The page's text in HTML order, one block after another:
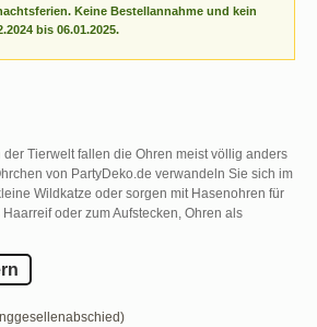
Keine Bestellannahme und kein
bis 06.01.2025.
Tierwelt fallen die Ohren meist völlig anders
von PartyDeko.de verwandeln Sie sich im
Wildkatze oder sorgen mit Hasenohren für
oder zum Aufstecken, Ohren als